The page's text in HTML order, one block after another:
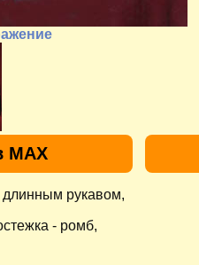
MAX
рукавом,
- ромб,